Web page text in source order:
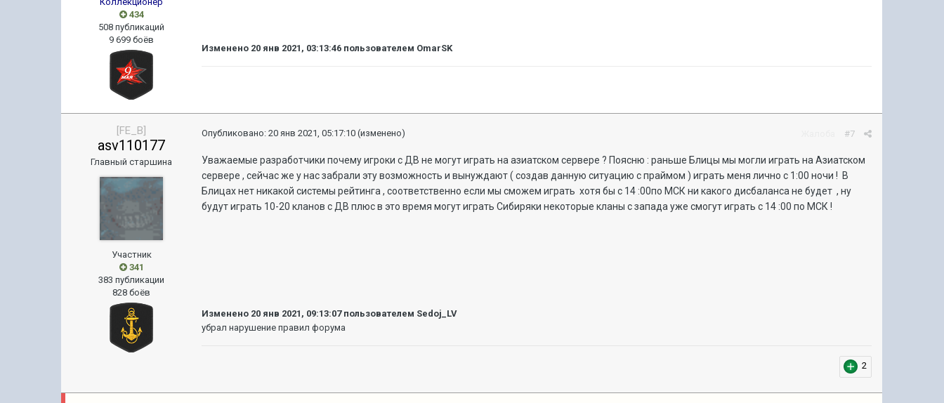
434
508 публикаций
9 699 боёв
Изменено 20 янв 2021, 03:13:46 пользователем OmarSK
[FE_B]
asv110177
Главный старшина
Участник
341
383 публикации
828 боёв
#7
Опубликовано:20 янв 2021, 05:17:10 (изменено)
Уважаемые разработчики почему игроки с ДВ не могут играть на азиатском сервере ? Поясню : раньше Блицы мы могли играть на Азиатском
сервере , сейчас же у нас забрали эту возможность и вынуждают ( создав данную ситуацию с праймом ) играть меня лично с 1:00 ночи ! В
Блицах нет никакой системы рейтинга , соответственно если мы сможем играть хотя бы с 14 :00по МСК ни какого дисбаланса не будет , ну
будут играть 10-20 кланов с ДВ плюс в это время могут играть Сибиряки некоторые кланы с запада уже смогут играть с 14 :00 по МСК !
Изменено 20 янв 2021, 09:13:07пользователем Sedoj_LV
убрал нарушение правил форума
2